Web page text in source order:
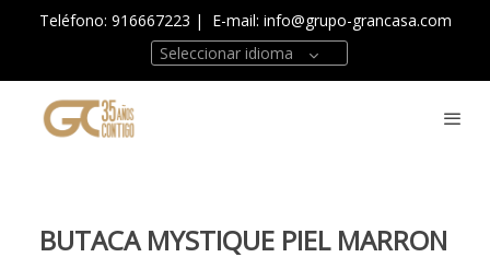
Teléfono: 916667223 | E-mail: info@grupo-grancasa.com
Seleccionar idioma
BUTACA MYSTIQUE PIEL MARRON